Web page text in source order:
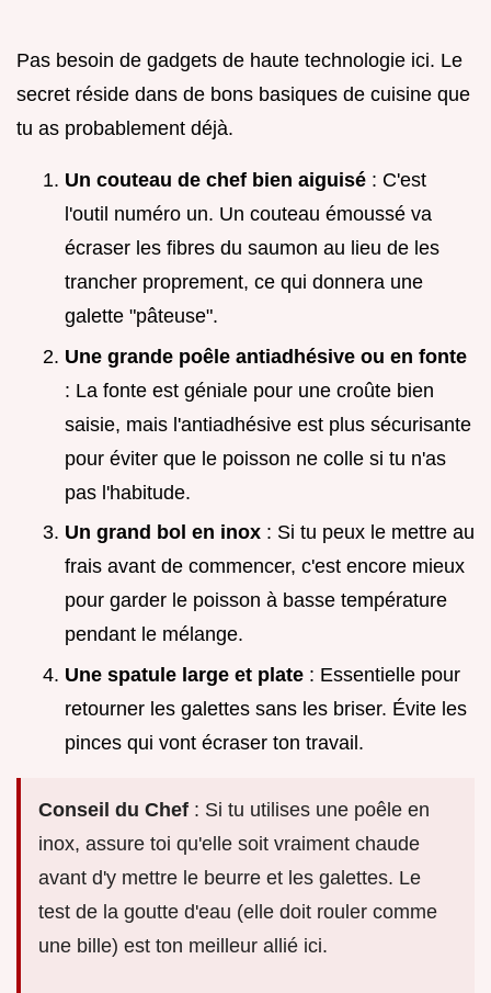
Pas besoin de gadgets de haute technologie ici. Le
secret réside dans de bons basiques de cuisine que
tu as probablement déjà.
Un couteau de chef bien aiguisé : C'est
l'outil numéro un. Un couteau émoussé va
écraser les fibres du saumon au lieu de les
trancher proprement, ce qui donnera une
galette "pâteuse".
Une grande poêle antiadhésive ou en fonte
: La fonte est géniale pour une croûte bien
saisie, mais l'antiadhésive est plus sécurisante
pour éviter que le poisson ne colle si tu n'as
pas l'habitude.
Un grand bol en inox : Si tu peux le mettre au
frais avant de commencer, c'est encore mieux
pour garder le poisson à basse température
pendant le mélange.
Une spatule large et plate : Essentielle pour
retourner les galettes sans les briser. Évite les
pinces qui vont écraser ton travail.
Conseil du Chef : Si tu utilises une poêle en
inox, assure toi qu'elle soit vraiment chaude
avant d'y mettre le beurre et les galettes. Le
test de la goutte d'eau (elle doit rouler comme
une bille) est ton meilleur allié ici.